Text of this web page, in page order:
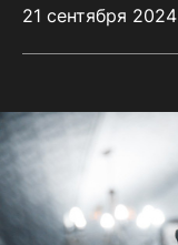
21 сентября 2024